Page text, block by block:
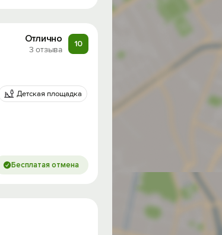
Отлично
3 отзыва
10
Детская площадка
Бесплатая отмена